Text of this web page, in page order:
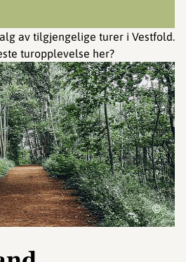
av tilgjengelige turer i Vestfold.
turopplevelse her?
©